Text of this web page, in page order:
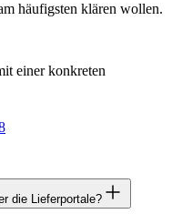
häufigsten klären wollen.
einer konkreten
die Lieferportale?